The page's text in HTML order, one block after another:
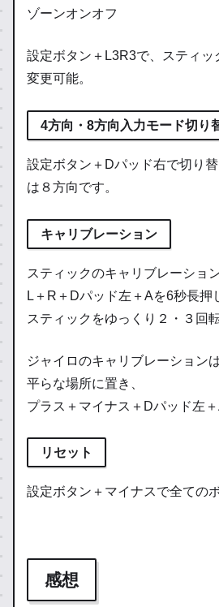
ゾーンオンオフ
設定ボタン＋L3R3で、スティッ
変更可能。
4方向・8方向入力モード切り
設定ボタン＋Dパッド右で切り
は８方向です。
キャリブレーション
スティックのキャリブレーション
L＋R＋Dパッド左＋Aを6秒長押
スティックをゆっくり２・３回
ジャイロのキャリブレーション
平らな場所に置き、
プラス＋マイナス＋Dパッド左
リセット
設定ボタン＋マイナスで全ての
感想